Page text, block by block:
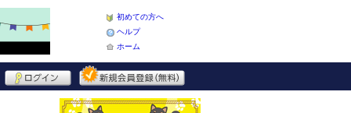
初めての方へ
ヘルプ
ホーム